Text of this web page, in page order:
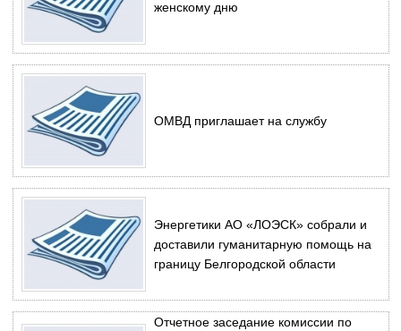
женскому дню
ОМВД приглашает на службу
Энергетики АО «ЛОЭСК» собрали и
доставили гуманитарную помощь на
границу Белгородской области
Отчетное заседание комиссии по